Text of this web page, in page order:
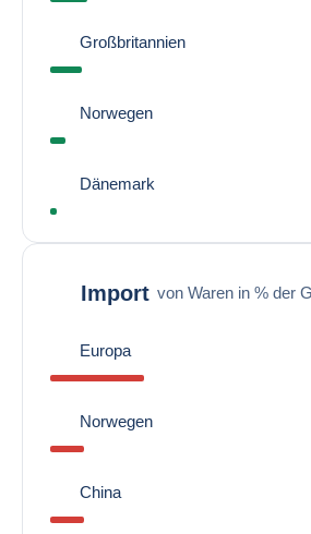
Großbritannien
Norwegen
Dänemark
Import von Waren in % der
Europa
Norwegen
China